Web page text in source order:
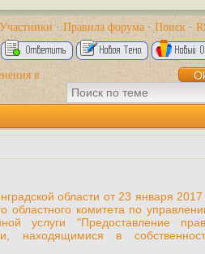
Участники · Правила форума · Поиск ·
в
области от 23 января 2017
областного комитета по
услуги "Предоставление
находящимися в